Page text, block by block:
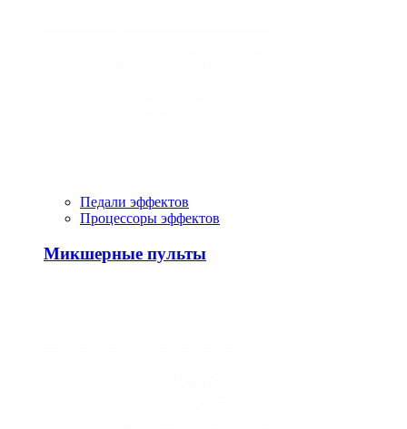
Педали эффектов
Процессоры эффектов
Микшерные пульты